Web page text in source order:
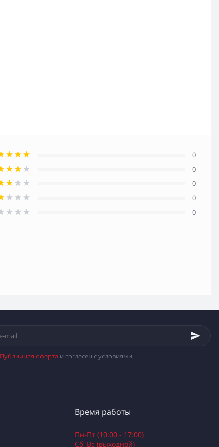
0
0
0
0
0
Публичная офертаи согласен с условиями
Время работы
Пн-Пт (10:00 - 17:00)
Сб, Вс (выходной)